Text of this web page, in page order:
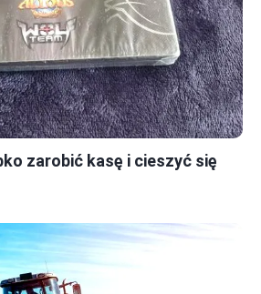
zarobić kasę i cieszyć się